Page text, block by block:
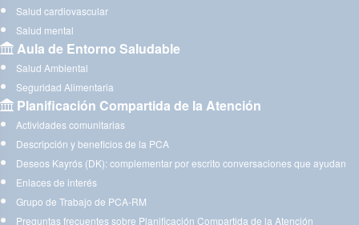
Salud cardiovascular
Salud mental
Aula de Entorno Saludable
Salud Ambiental
Seguridad Alimentaria
Planificación Compartida de la Atención
Actividades comunitarias
Descripción y beneficios de la PCA
Deseos Kayrós (DK): complementar por escrito conversaciones que ayudan
Enlaces de interés
Grupo de Trabajo de PCA-RM
Preguntas frecuentes sobre Planificación Compartida de la Atención